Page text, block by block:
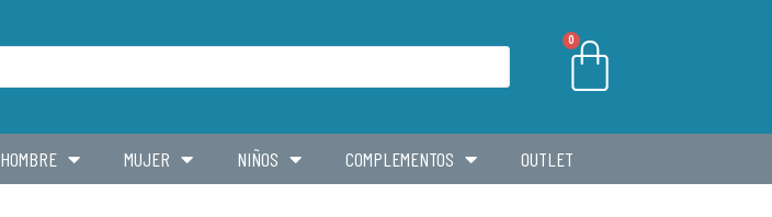
0
HOMBRE MUJER NIÑOS COMPLEMENTOS OUTLET